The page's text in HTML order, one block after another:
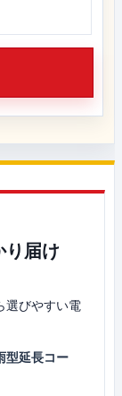
り届け
選びやすい電
型延長コー